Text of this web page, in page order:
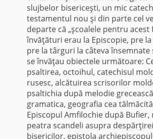
slujbelor bisericeşti, un mic
testamentul nou şi din parte cel
departe că „şcoalele pentru acest
învăţături erau la Episcopie, pre
pre la târguri la câteva însemnate
se învăţau obiectele următoare:
psaltirea, octoihul, catechisul
rusesc, alcătuirea scrisorilor
psaltichia după melodie
gramatica, geografia cea
Episcopul Amfilochie după Bufier,
peatra scandeli asupra despărţirei
bisericilor, epistola